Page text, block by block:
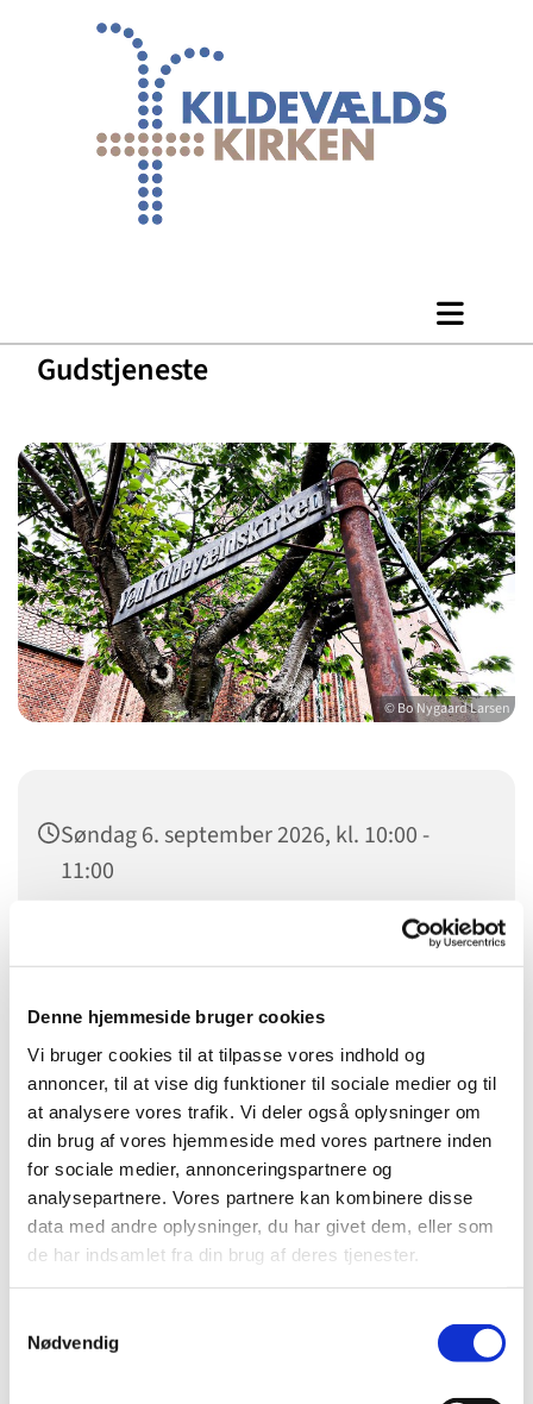
Denne hjemmeside bruger cookies
Vi bruger cookies til at tilpasse vores indhold og
annoncer, til at vise dig funktioner til sociale medier og til
at analysere vores trafik. Vi deler også oplysninger om
din brug af vores hjemmeside med vores partnere inden
for sociale medier, annonceringspartnere og
analysepartnere. Vores partnere kan kombinere disse
data med andre oplysninger, du har givet dem, eller som
de har indsamlet fra din brug af deres tjenester.
Nødvendig
Gudstjeneste
© Bo Nygaard Larsen
Søndag 6. september 2026, kl. 10:00 -
11:00
Kildevældskirken, Ved Kildevældskirken
2, 2100 København Ø
Rikke Vedel Hansen